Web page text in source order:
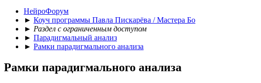
НейроФорум
► Коуч программы Павла Пискарёва / Мастера Бо
► Раздел с ограниченным доступом
► Парадигмальный анализ
► Рамки парадигмального анализа
Рамки парадигмального анализа